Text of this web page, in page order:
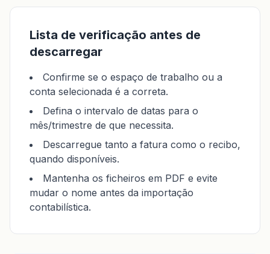
Lista de verificação antes de
descarregar
Confirme se o espaço de trabalho ou a
conta selecionada é a correta.
Defina o intervalo de datas para o
mês/trimestre de que necessita.
Descarregue tanto a fatura como o recibo,
quando disponíveis.
Mantenha os ficheiros em PDF e evite
mudar o nome antes da importação
contabilística.